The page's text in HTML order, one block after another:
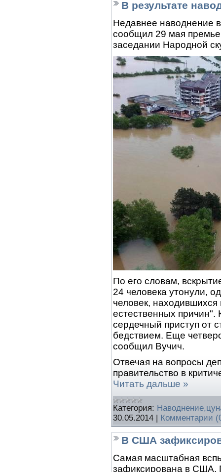
В результате
Недавнее наводнение
сообщил 29 мая
заседании Народной
По его словам,
24 человека утонули,
человек,
естественных причин".
сердечный приступ от
бедствием. Еще
сообщил Вучич.
Отвечая на вопросы
правительство в
Читать дальше »
Категория:
30.05.2014 | Комментарии
В США
Самая масштабная
зафиксирована в США.